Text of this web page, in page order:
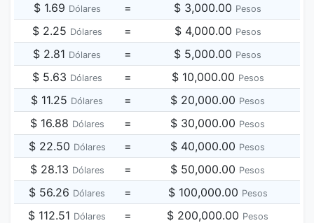
$ 1.69 Dólares = $ 3,000.00 Pesos
$ 2.25 Dólares = $ 4,000.00 Pesos
$ 2.81 Dólares = $ 5,000.00 Pesos
$ 5.63 Dólares = $ 10,000.00 Pesos
$ 11.25 Dólares = $ 20,000.00 Pesos
$ 16.88 Dólares = $ 30,000.00 Pesos
$ 22.50 Dólares = $ 40,000.00 Pesos
$ 28.13 Dólares = $ 50,000.00 Pesos
$ 56.26 Dólares = $ 100,000.00 Pesos
$ 112.51 Dólares = $ 200,000.00 Pesos